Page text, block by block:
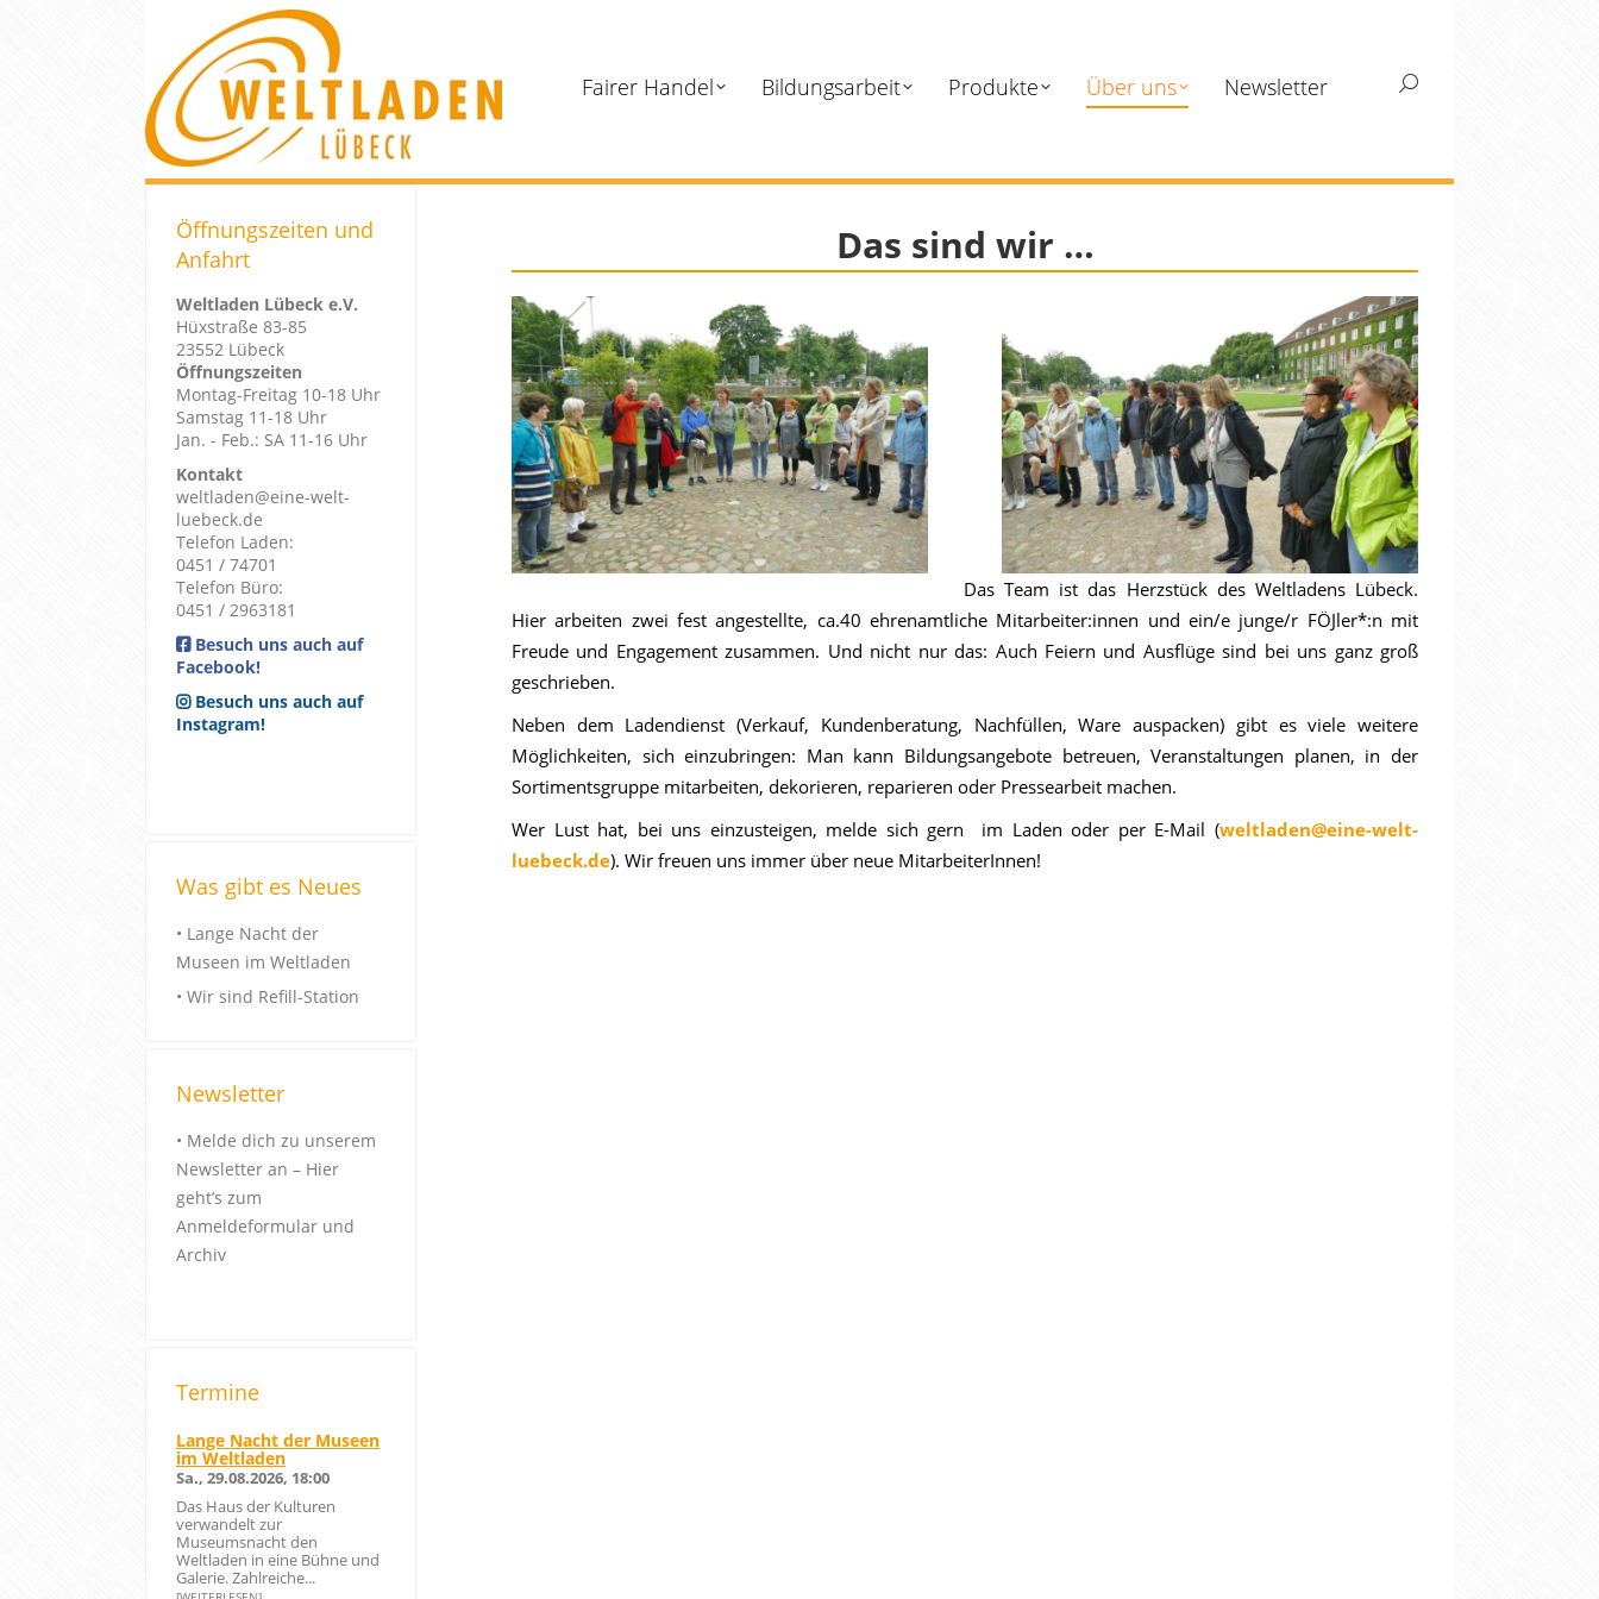
Fairer Handel Bildungsarbeit Produkte Über uns Newsletter Search:
Das sind wir …
Das Team ist das Herzstück des Weltladens Lübeck.
Hier arbeiten zwei fest angestellte, ca.40 ehrenamtliche Mitarbeiter:innen und ein/e junge/r FÖJler*:n mit
Freude und Engagement zusammen. Und nicht nur das: Auch Feiern und Ausflüge sind bei uns ganz groß
geschrieben.
Neben dem Ladendienst (Verkauf, Kundenberatung, Nachfüllen, Ware auspacken) gibt es viele weitere
Möglichkeiten, sich einzubringen: Man kann Bildungsangebote betreuen, Veranstaltungen planen, in der
Sortimentsgruppe mitarbeiten, dekorieren, reparieren oder Pressearbeit machen.
Wer Lust hat, bei uns einzusteigen, melde sich gern im Laden oder per E-Mail (weltladen@eine-welt-
luebeck.de). Wir freuen uns immer über neue MitarbeiterInnen!
Öffnungszeiten und
Anfahrt
Weltladen Lübeck e.V.
Hüxstraße 83-85
23552 Lübeck
Öffnungszeiten
Montag-Freitag 10-18 Uhr
Samstag 11-18 Uhr
Jan. - Feb.: SA 11-16 Uhr
Kontakt
weltladen@eine-welt-
luebeck.de
Telefon Laden:
0451 / 74701
Telefon Büro:
0451 / 2963181
Besuch uns auch auf
Facebook!
Besuch uns auch auf
Instagram!
Was gibt es Neues
• Lange Nacht der
Museen im Weltladen
• Wir sind Refill-Station
Newsletter
• Melde dich zu unserem
Newsletter an – Hier
geht’s zum
Anmeldeformular und
Archiv
Termine
Lange Nacht der Museen
im Weltladen
Sa., 29.08.2026, 18:00
Das Haus der Kulturen
verwandelt zur
Museumsnacht den
Weltladen in eine Bühne und
Galerie. Zahlreiche...